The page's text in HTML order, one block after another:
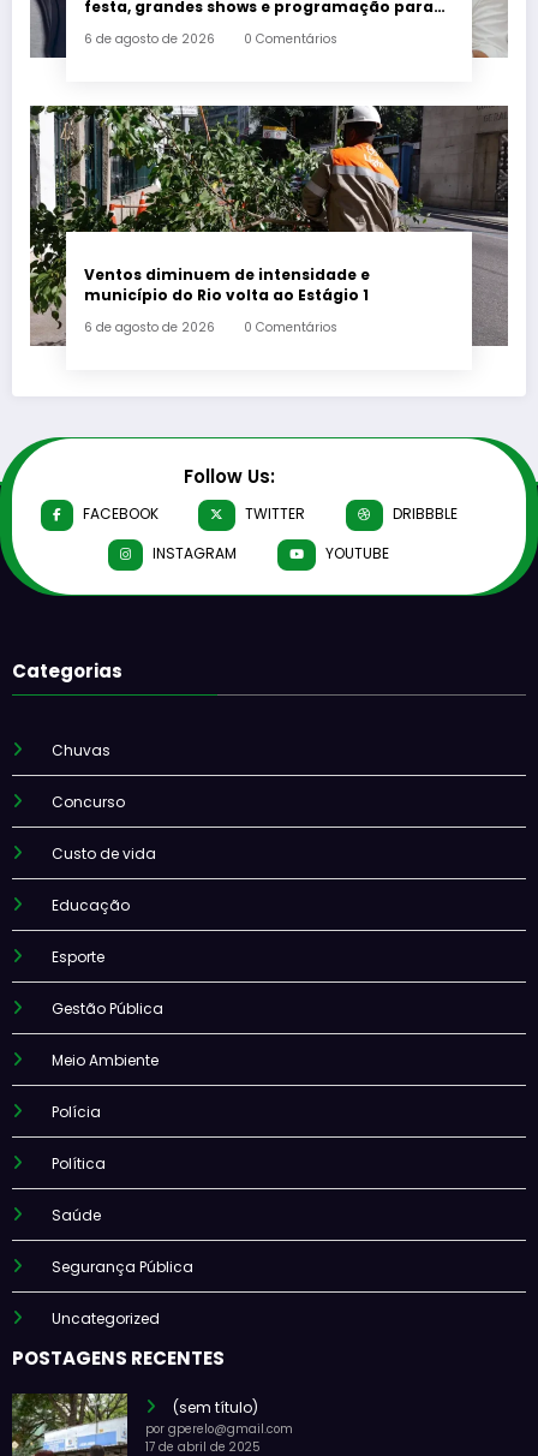
festa, grandes shows e programação para
6 de agosto de 2026 0 Comentários
Ventos diminuem de intensidade e
município do Rio volta ao Estágio 1
6 de agosto de 2026 0 Comentários
Follow Us:
FACEBOOK TWITTER
DRIBBBLE
INSTAGRAM
YOUTUBE
Categorias
Chuvas
Concurso
Custo de vida
Educação
Esporte
Gestão Pública
Meio Ambiente
Polícia
Política
Saúde
Segurança Pública
Uncategorized
POSTAGENS RECENTES
(sem título)
por gperelo@gmail.com
17 de abril de 2025